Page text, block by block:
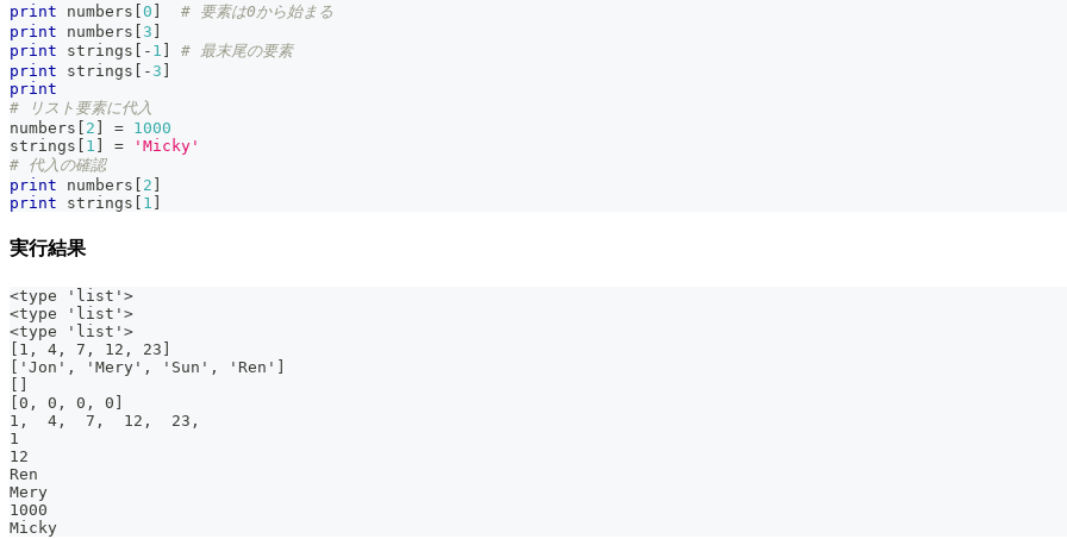
print numbers [0 ]
# 要素は0から始まる
print numbers [ 3 ]
print strings [ - 1 ]
# 最末尾の要素
print strings [ - 3 ]
print
# リスト要素に代入
numbers [ 2 ] = 1000
strings [ 1 ] =
'Micky'
# 代入の確認
print numbers [ 2 ]
print strings [ 1 ]
実行結果
<type 'list'>
<type 'list'>
<type 'list'>
[1, 4, 7, 12, 23]
['Jon', 'Mery', 'Sun', 'Ren']
[0, 0, 0, 0]
1,  4,  7,  12,  23,
1
12
Ren
Mery
1000
Micky